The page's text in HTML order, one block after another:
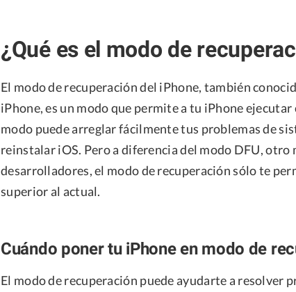
¿Qué es el modo de
El modo de recuperación del iPhone, también
iPhone, es un modo que permite a tu iPhone ejecutar
modo puede arreglar fácilmente tus problemas de
reinstalar iOS. Pero a diferencia del modo DFU,
desarrolladores, el modo de recuperación sólo te
superior al actual.
Cuándo poner tu iPhone en modo de
El modo de recuperación puede ayudarte a resolver